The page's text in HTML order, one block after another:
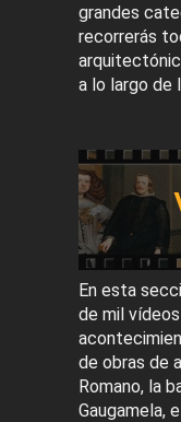
grandes
recorrerás
a lo largo de
En esta
de mil
de obras de
Romano, la
Gaugamela,